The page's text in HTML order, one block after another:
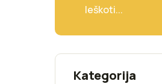
Kategorija